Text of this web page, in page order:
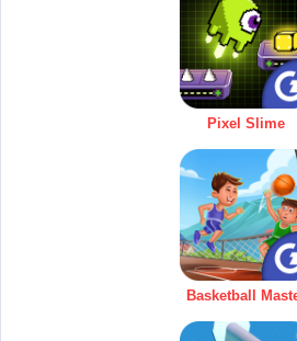
Pixel Slime
Basketball